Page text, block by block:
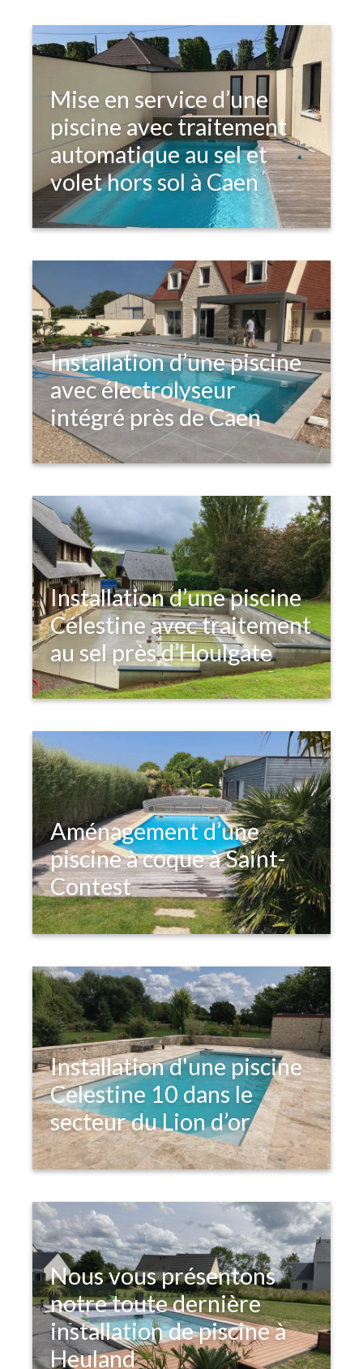
Mise en service d’une
piscine avec traitement
automatique au sel et
volet hors sol à Caen
Installation d’une piscine
avec électrolyseur
intégré près de Caen
Installation d’une piscine
Célestine avec traitement
au sel près d’Houlgate
Aménagement d’une
piscine à coque à Saint-
Contest
Installation d'une piscine
Celestine 10 dans le
secteur du Lion d’or
Nous vous présentons
notre toute dernière
installation de piscine à
Heuland